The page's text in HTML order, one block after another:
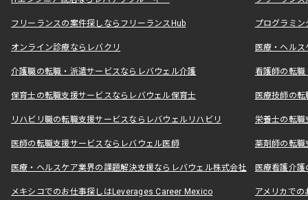
フリーランスの案件探しならフリーランスHub プログラミ
オンライン診療ならレバクリ 医療・ヘル
介護職の転職・派遣サービスならレバウェル介護 看護師の転
保育士の転職支援サービスならレバウェル保育士 医療技師の
リハビリ職の転職支援サービスならレバウェルリハビリ 栄養士の転
医師の転職支援サービスならレバウェル医師 薬剤師の転
医療・ヘルスケア業界の課題解決支援ならレバウェル株式会社 医療看護介
メキシコでのお仕事探しはLeverages Career Mexico アメリカで